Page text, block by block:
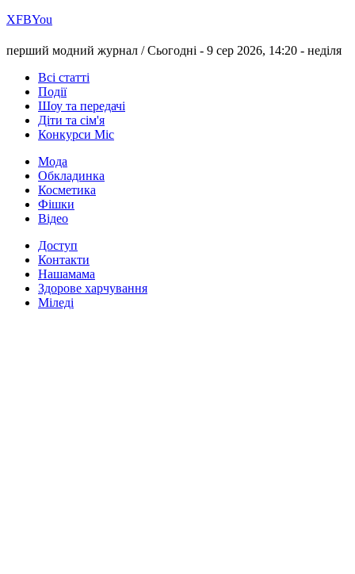
ХFBYou
перший модний журнал /Сьогодні - 9 сер 2026, 14:20 - неділя
Всі статті
Події
Шоу та передачі
Діти та сім'я
Конкурси Міс
Мода
Обкладинка
Косметика
Фішки
Відео
Доступ
Контакти
Нашамама
Здорове харчування
Міледі